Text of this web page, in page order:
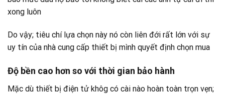
xong luôn
Do vậy; tiêu chí lựa chọn này nó còn liên đới rất lớn với sự
uy tín của nhà cung cấp thiết bị mình quyết định chọn mua
Độ bền cao hơn so với thời gian bảo hành
Mặc dù thiết bị điện tử khôg có cài nào hoàn toàn trọn vẹn;